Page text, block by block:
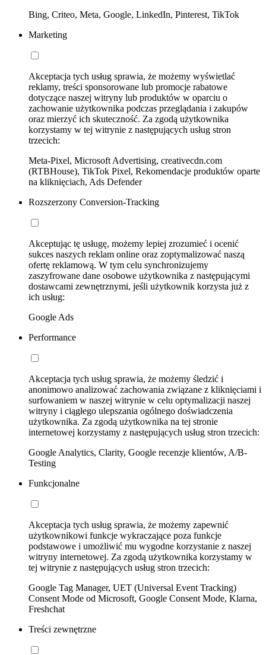
Bing, Criteo, Meta, Google, LinkedIn, Pinterest, TikTok
Marketing
Akceptacja tych usług sprawia, że możemy wyświetlać
reklamy, treści sponsorowane lub promocje rabatowe
dotyczące naszej witryny lub produktów w oparciu o
zachowanie użytkownika podczas przeglądania i zakupów
oraz mierzyć ich skuteczność. Za zgodą użytkownika
korzystamy w tej witrynie z następujących usług stron
trzecich:
Meta-Pixel, Microsoft Advertising, creativecdn.com
(RTBHouse), TikTok Pixel, Rekomendacje produktów oparte
na kliknięciach, Ads Defender
Rozszerzony Conversion-Tracking
Akceptując tę usługę, możemy lepiej zrozumieć i ocenić
sukces naszych reklam online oraz zoptymalizować naszą
ofertę reklamową. W tym celu synchronizujemy
zaszyfrowane dane osobowe użytkownika z następującymi
dostawcami zewnętrznymi, jeśli użytkownik korzysta już z
ich usług:
Google Ads
Performance
Akceptacja tych usług sprawia, że możemy śledzić i
anonimowo analizować zachowania związane z kliknięciami i
surfowaniem w naszej witrynie w celu optymalizacji naszej
witryny i ciągłego ulepszania ogólnego doświadczenia
użytkownika. Za zgodą użytkownika na tej stronie
internetowej korzystamy z następujących usług stron trzecich:
Google Analytics, Clarity, Google recenzje klientów, A/B-
Testing
Funkcjonalne
Akceptacja tych usług sprawia, że możemy zapewnić
użytkownikowi funkcje wykraczające poza funkcje
podstawowe i umożliwić mu wygodne korzystanie z naszej
witryny internetowej. Za zgodą użytkownika korzystamy w
tej witrynie z następujących usług stron trzecich:
Google Tag Manager, UET (Universal Event Tracking)
Consent Mode od Microsoft, Google Consent Mode, Klarna,
Freshchat
Treści zewnętrzne